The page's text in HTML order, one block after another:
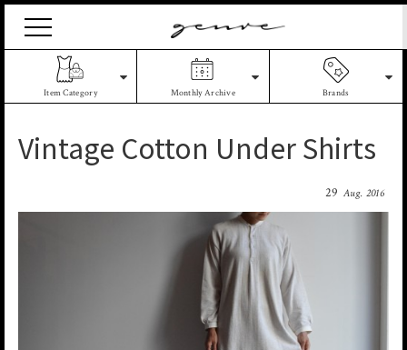
Clothes
Antique
Jewelry
Item Category Monthly Archive Brands
Vintage Cotton Under Shirts
29 Aug. 2016